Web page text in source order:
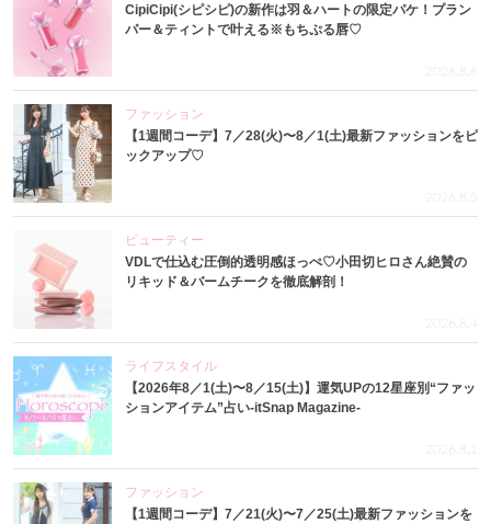
CipiCipi(シピシピ)の新作は羽＆ハートの限定パケ！プラン
パー＆ティントで叶える※もちぷる唇♡
2026.8.6
ファッション
【1週間コーデ】7／28(火)〜8／1(土)最新ファッションをピ
ックアップ♡
2026.8.5
ビューティー
VDLで仕込む圧倒的透明感ほっぺ♡小田切ヒロさん絶賛の
リキッド＆バームチークを徹底解剖！
2026.8.4
ライフスタイル
【2026年8／1(土)〜8／15(土)】運気UPの12星座別“ファッ
ションアイテム”占い-itSnap Magazine-
2026.8.1
ファッション
【1週間コーデ】7／21(火)〜7／25(土)最新ファッションを